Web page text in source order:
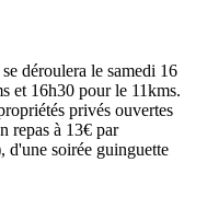
déroulera le samedi 16
et 16h30 pour le 11kms.
privés ouvertes
repas à 13€ par
d'une soirée guinguette